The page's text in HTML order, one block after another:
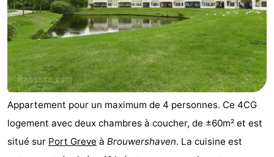
Appartement pour un maximum de 4 personnes. Ce 4CG
logement avec deux chambres à coucher, de ±60m² et est
situé sur Port Greve à Brouwershaven. La cuisine est